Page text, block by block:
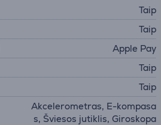
Taip
Taip
Apple Pay
Taip
Taip
Akcelerometras, E-kompasa
s, Šviesos jutiklis, Giroskopa